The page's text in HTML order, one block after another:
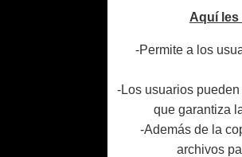
Aquí
-Permite a los
-Los usuarios
que garantiza
-Además de la
archivos